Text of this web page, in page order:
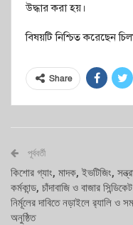
উদ্ধার করা হয়।
বিষয়‌টি নি‌শ্চিত ক‌রে‌ছেন
Share
পূর্ববর্তী
কিশোর গ্যাং, মাদক, ইভটিজিং,
কর্মকান্ড, চাঁদাবাজি ও বাজার সিন্ডিকেট
নির্মূলের দাবিতে নড়াইলে র‌্যালি ও
অনুষ্ঠিত